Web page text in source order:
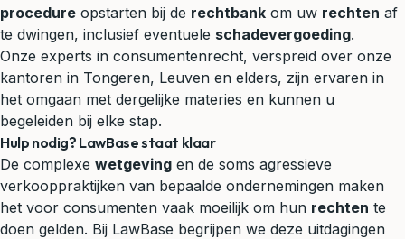
procedure opstarten bij de rechtbank om uw rechten af
te dwingen, inclusief eventuele schadevergoeding.
Onze experts in consumentenrecht, verspreid over onze
kantoren in Tongeren, Leuven en elders, zijn ervaren in
het omgaan met dergelijke materies en kunnen u
begeleiden bij elke stap.
Hulp nodig? LawBase staat klaar
De complexe wetgeving en de soms agressieve
verkooppraktijken van bepaalde ondernemingen maken
het voor consumenten vaak moeilijk om hun rechten te
doen gelden. Bij LawBase begrijpen we deze uitdagingen